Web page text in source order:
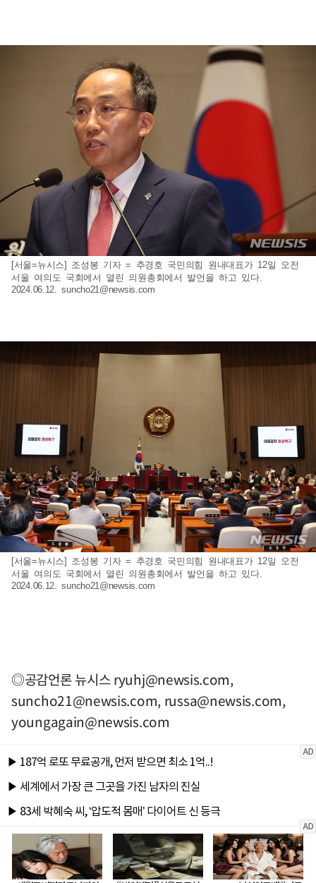
[서울=뉴시스] 조성봉 기자 = 추경호 국민의힘 원내대표가 12일 오전
서울 여의도 국회에서 열린 의원총회에서 발언을 하고 있다.
2024.06.12.suncho21@newsis.com
[서울=뉴시스] 조성봉 기자 = 추경호 국민의힘 원내대표가 12일 오전
서울 여의도 국회에서 열린 의원총회에서 발언을 하고 있다.
2024.06.12.suncho21@newsis.com
◎공감언론 뉴시스ryuhj@newsis.com,
suncho21@newsis.com, russa@newsis.com,
youngagain@newsis.com